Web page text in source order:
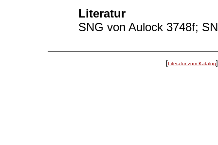
Literatur
SNG von Aulock 3748f;
[Literatur zum Katalog